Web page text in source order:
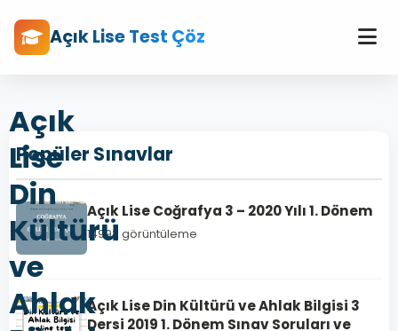
Açık Lise Test Çöz
Açık
Lise
Din
Kültürü
ve
Ahlak
Popüler Sınavlar
Açık Lise Coğrafya 3 – 2020 Yılı 1. Dönem
14993 görüntüleme
Açık Lise Din Kültürü ve Ahlak Bilgisi 3
Dersi 2019 1. Dönem Sınav Soruları ve